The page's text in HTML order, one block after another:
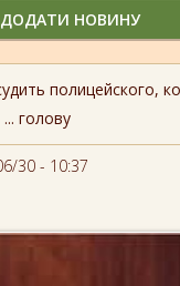
полицейского,
голову
30 - 10:37
ДОДАТИ НОВИНУ